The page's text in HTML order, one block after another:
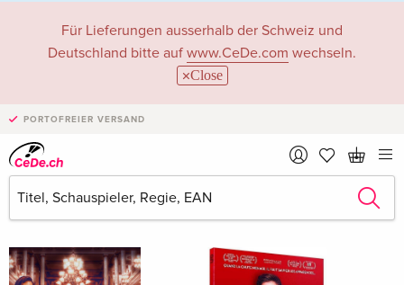
Für Lieferungen ausserhalb der Schweiz und
Deutschland bitte auf www.CeDe.com wechseln.
Close
PORTOFREIER VERSAND
Ilse Salas in Filme -
Alle Formate
Ilse Salas als Schauspieler/in
Alle 3 Treffer anzeigen